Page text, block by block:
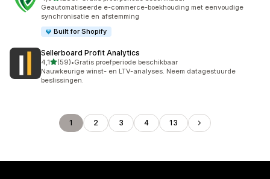
288 recensies in totaal
Geautomatiseerde e-commerce-boekhouding met eenvoudige
synchronisatie en afstemming
Built for Shopify
Sellerboard Profit Analytics
4,1van 5 sterren
(59)
59 recensies in totaal
•Gratis proefperiode beschikbaar
Nauwkeurige winst- en LTV-analyses. Neem datagestuurde
beslissingen.
1 2 3 4 13